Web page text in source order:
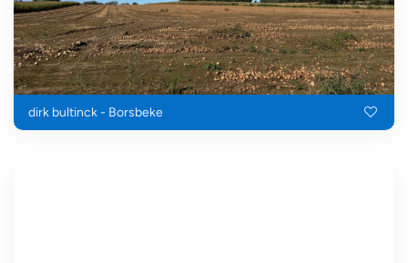
dirk bultinck - Borsbeke